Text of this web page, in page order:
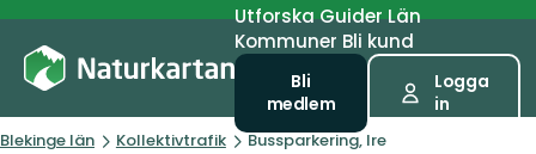
UtforskaGuiderLän
Kommuner Bli kund
Bli
medlem
Logga
in
Blekinge län Kollektivtrafik Bussparkering, Ire